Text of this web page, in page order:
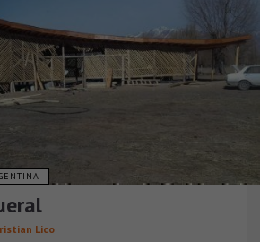
Lico